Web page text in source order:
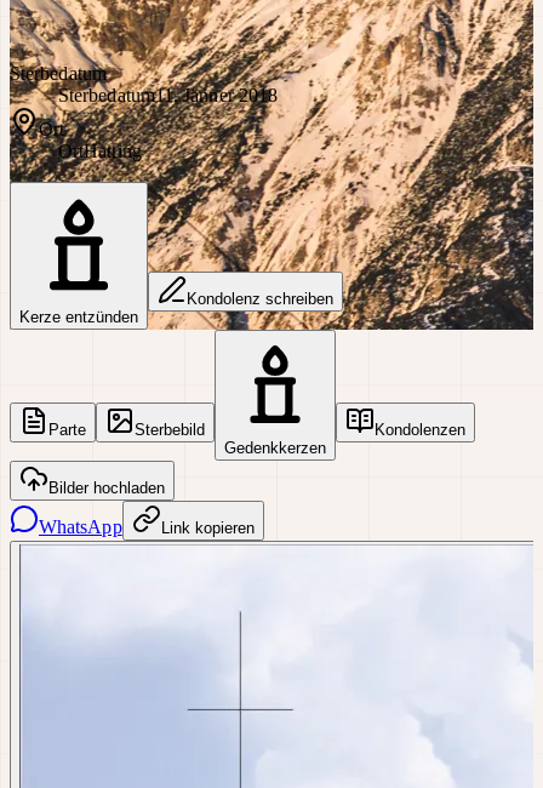
Sterbedatum
Sterbedatum11. Jänner 2018
Ort
OrtHatting
Kerze entzünden
Kondolenz schreiben
Parte
Sterbebild
Gedenkkerzen
Kondolenzen
Bilder hochladen
WhatsApp Link kopieren